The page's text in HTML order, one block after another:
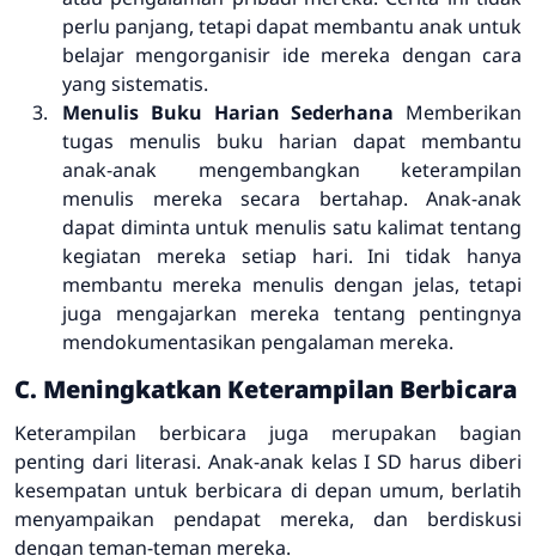
perlu panjang, tetapi dapat membantu anak untuk
belajar mengorganisir ide mereka dengan cara
yang sistematis.
Menulis Buku Harian Sederhana Memberikan
tugas menulis buku harian dapat membantu
anak-anak mengembangkan keterampilan
menulis mereka secara bertahap. Anak-anak
dapat diminta untuk menulis satu kalimat tentang
kegiatan mereka setiap hari. Ini tidak hanya
membantu mereka menulis dengan jelas, tetapi
juga mengajarkan mereka tentang pentingnya
mendokumentasikan pengalaman mereka.
C. Meningkatkan Keterampilan Berbicara
Keterampilan berbicara juga merupakan bagian
penting dari literasi. Anak-anak kelas I SD harus diberi
kesempatan untuk berbicara di depan umum, berlatih
menyampaikan pendapat mereka, dan berdiskusi
dengan teman-teman mereka.